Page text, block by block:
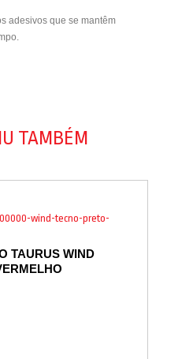
adesivos que se mantêm
TAMBÉM
TAURUS WIND